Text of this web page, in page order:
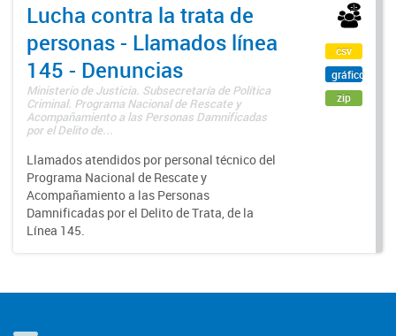
Lucha contra la trata de
personas - Llamados línea
145 - Denuncias
Ministerio de Justicia. Subsecretaría de Política
Criminal. Programa Nacional de Rescate y
Acompañamiento a las Personas Damnificadas
por el Delito de...
Llamados atendidos por personal técnico del
Programa Nacional de Rescate y
Acompañamiento a las Personas
Damnificadas por el Delito de Trata, de la
Línea 145.
csv
gráfico
zip